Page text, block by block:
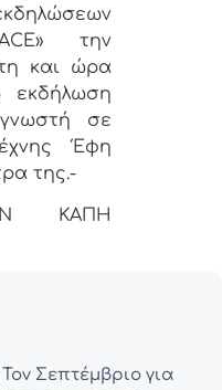
την
και ώρα
εκδήλωση
σε
Έφη
της.-
ΚΑΠΗ
Σεπτέμβριο για